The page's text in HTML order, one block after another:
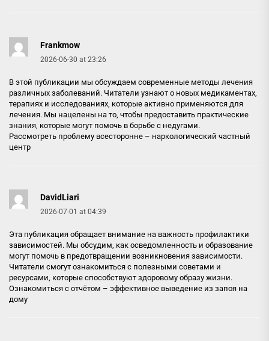
Frankmow
2026-06-30 at 23:26
В этой публикации мы обсуждаем современные методы лечения
различных заболеваний. Читатели узнают о новых медикаментах,
терапиях и исследованиях, которые активно применяются для
лечения. Мы нацелены на то, чтобы предоставить практические
знания, которые могут помочь в борьбе с недугами.
Рассмотреть проблему всесторонне – наркологический частный
центр
DavidLiari
2026-07-01 at 04:39
Эта публикация обращает внимание на важность профилактики
зависимостей. Мы обсудим, как осведомленность и образование
могут помочь в предотвращении возникновения зависимости.
Читатели смогут ознакомиться с полезными советами и
ресурсами, которые способствуют здоровому образу жизни.
Ознакомиться с отчётом – эффективное выведение из запоя на
дому